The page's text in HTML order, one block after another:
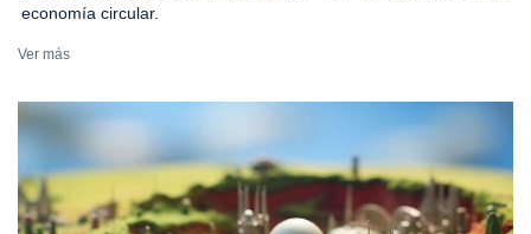
economía circular.
Ver más